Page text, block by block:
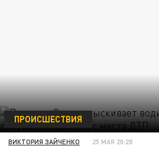
ПРОИСШЕСТВИЯ
ВИКТОРИЯ ЗАЙЧЕНКО 25 МАЯ 20:28